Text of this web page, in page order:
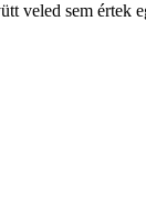
sem értek